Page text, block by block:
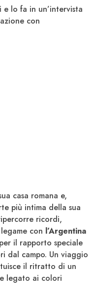
lo fa in un’intervista
con
casa romana e,
più intima della sua
ricordi,
con l’Argentina
il rapporto speciale
dal campo. Un viaggio
il ritratto di un
legato ai colori